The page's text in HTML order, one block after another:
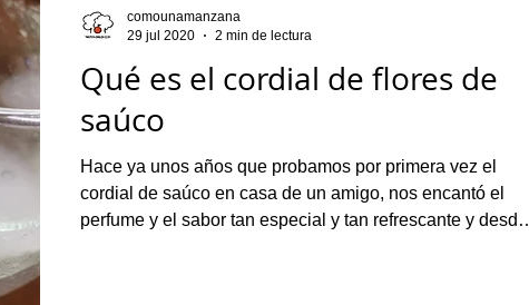
Qué es el cordial de flores de
saúco
Hace ya unos años que probamos por primera vez el
cordial de saúco en casa de un amigo, nos encantó el
perfume y el sabor tan especial y tan refrescante y desde
comounamanzana
29 jul 2020
2 min de lectura